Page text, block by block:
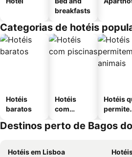
breakfasts
Categorias de hotéis
Hotéis
baratos
Hotéis
com
Hotéis
Destinos perto de Bagos
Hotéis em Lisboa